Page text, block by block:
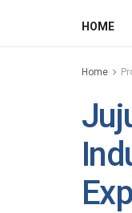
HOME
Home